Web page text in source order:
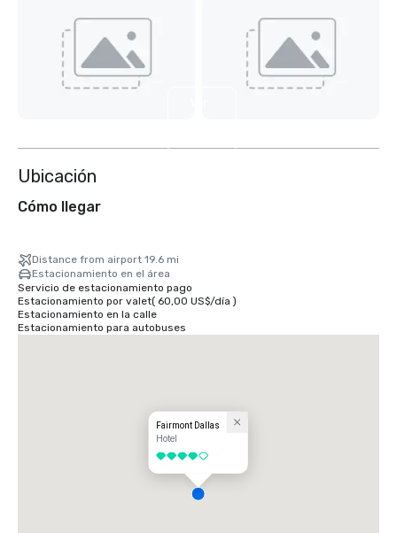
Ubicación
Cómo llegar
Distance from airport 19.6 mi
Estacionamiento en el área
Servicio de estacionamiento pago
Estacionamiento por valet( 60,00 US$/día )
Estacionamiento en la calle
Estacionamiento para autobuses
Fairmont Dallas
Hotel
4 de 5